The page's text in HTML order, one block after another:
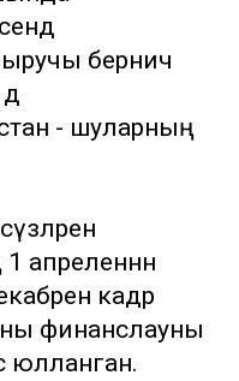
берничә
- шуларның
апреленнән
кадәр
финанслауны
юлланган.